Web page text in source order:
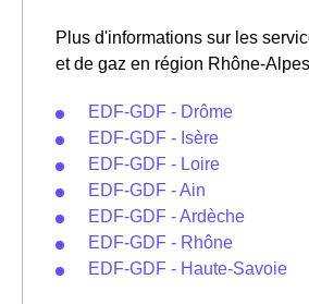
Plus d'informations sur les
et de gaz en région Rhône-
EDF-GDF - Drôme
EDF-GDF - Isère
EDF-GDF - Loire
EDF-GDF - Ain
EDF-GDF - Ardèche
EDF-GDF - Rhône
EDF-GDF - Haute-Savoie